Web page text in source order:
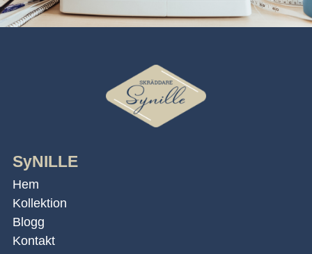
SyNILLE
Hem
Kollektion
Blogg
Kontakt